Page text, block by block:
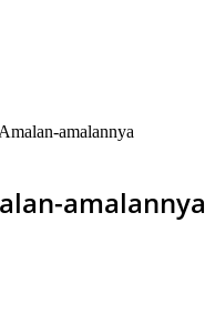
amalannya
amalannya